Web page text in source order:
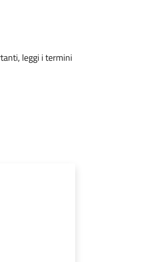
leggi i termini